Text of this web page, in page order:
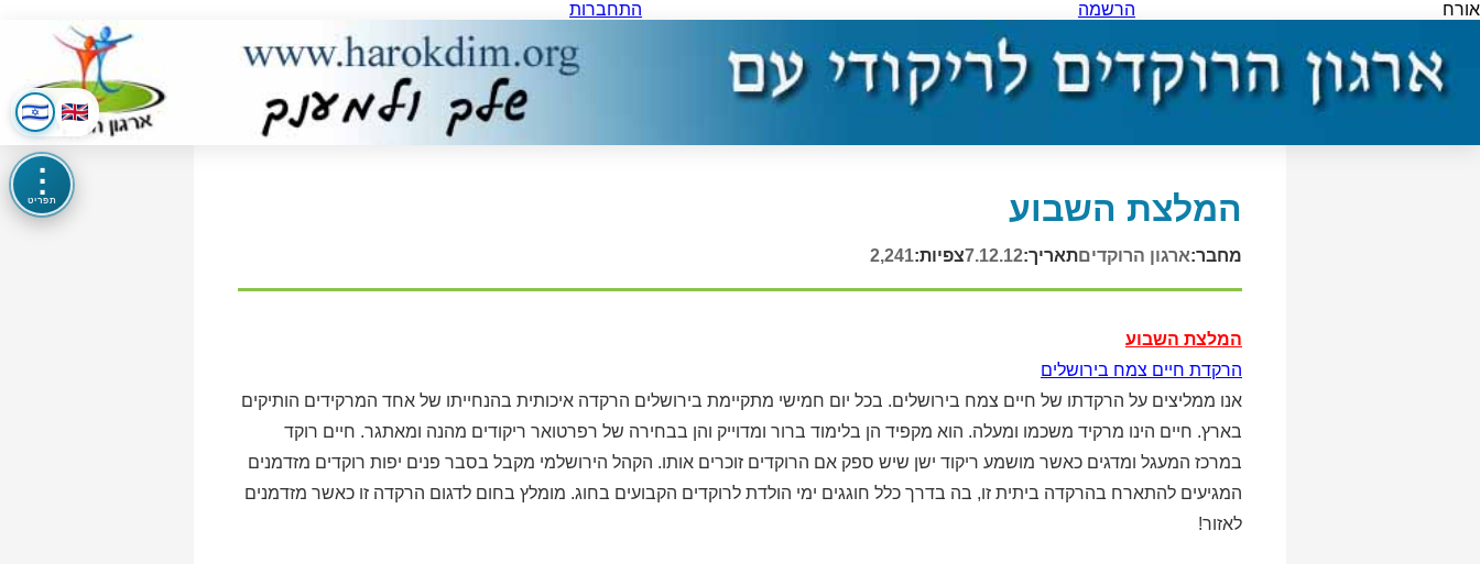
אורח הרשמה התחברות
⋮
תפריט המלצת השבוע
מחבר:ארגון הרוקדיםתאריך:7.12.12צפיות:2,241
המלצת השבוע
הרקדת חיים צמח בירושלים
אנו ממליצים על הרקדתו של חיים צמח בירושלים. בכל יום חמישי מתקיימת בירושלים הרקדה איכותית בהנחייתו של אחד המרקידים הותיקים
בארץ. חיים הינו מרקיד משכמו ומעלה. הוא מקפיד הן בלימוד ברור ומדוייק והן בבחירה של רפרטואר ריקודים מהנה ומאתגר. חיים רוקד
במרכז המעגל ומדגים כאשר מושמע ריקוד ישן שיש ספק אם הרוקדים זוכרים אותו. הקהל הירושלמי מקבל בסבר פנים יפות רוקדים מזדמנים
המגיעים להתארח בהרקדה ביתית זו, בה בדרך כלל חוגגים ימי הולדת לרוקדים הקבועים בחוג. מומלץ בחום לדגום הרקדה זו כאשר מזדמנים
לאזור!